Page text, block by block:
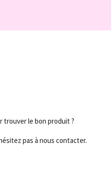
trouver le bon produit ?
pas à nous contacter.